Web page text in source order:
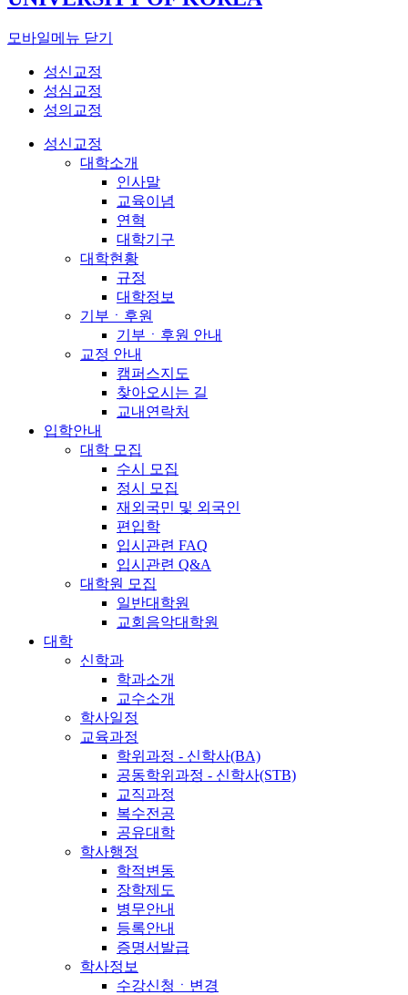
모바일메뉴 닫기
성신교정
성심교정
성의교정
성신교정
대학소개
인사말
교육이념
연혁
대학기구
대학현황
규정
대학정보
기부ㆍ후원
기부ㆍ후원 안내
교정 안내
캠퍼스지도
찾아오시는 길
교내연락처
입학안내
대학 모집
수시 모집
정시 모집
재외국민 및 외국인
편입학
입시관련 FAQ
입시관련 Q&A
대학원 모집
일반대학원
교회음악대학원
대학
신학과
학과소개
교수소개
학사일정
교육과정
학위과정 - 신학사(BA)
공동학위과정 - 신학사(STB)
교직과정
복수전공
공유대학
학사행정
학적변동
장학제도
병무안내
등록안내
증명서발급
학사정보
수강신청ㆍ변경